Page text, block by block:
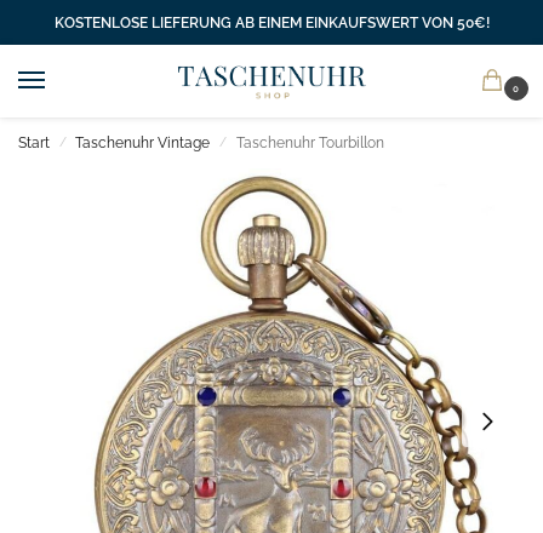
KOSTENLOSE LIEFERUNG AB EINEM EINKAUFSWERT VON 50€!
0
Start / Taschenuhr Vintage / Taschenuhr Tourbillon